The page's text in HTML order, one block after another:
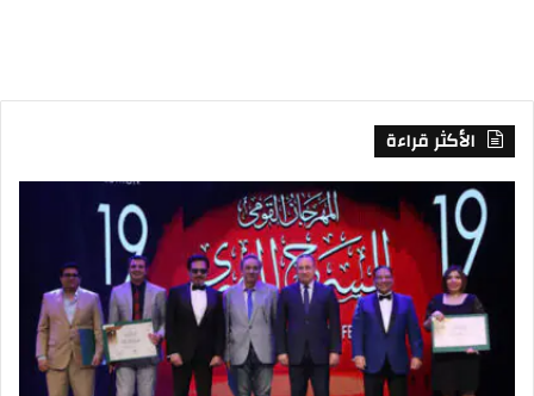
الأكثر قراءة